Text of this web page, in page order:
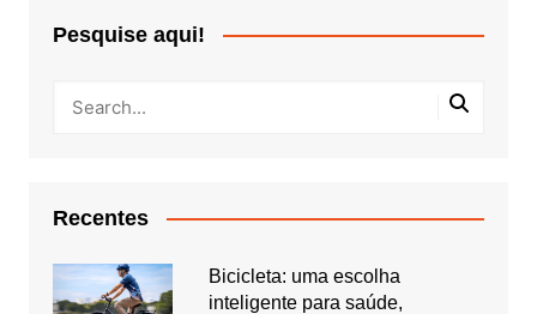
Pesquise aqui!
Recentes
Bicicleta: uma escolha
inteligente para saúde,